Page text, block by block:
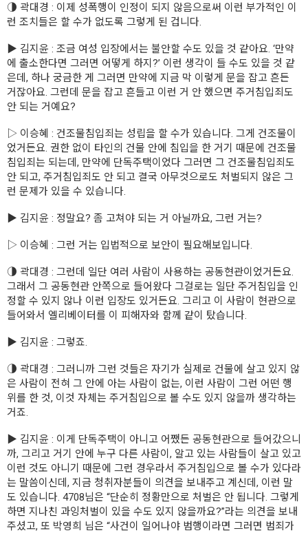
◑ 곽대경 : 이제 성폭행이 인정이 되지 않음으로써 이런 부가적인 이
런 조치들은 할 수가 없도록 그렇게 된 겁니다.
▶ 김지윤 : 조금 여성 입장에서는 불안할 수도 있을 것 같아요. ‘만약
에 출소한다면 그러면 어떻게 하지?’ 이런 생각이 들 수도 있을 것 같
은데, 하나 궁금한 게 그러면 만약에 지금 막 이렇게 문을 잡고 흔든
거잖아요. 그런데 문을 잡고 흔들고 이런 거 안 했으면 주거침입죄도
안 되는 거예요?
▷ 이승혜 : 건조물침입죄는 성립을 할 수가 있습니다. 그게 건조물이
었거든요. 권한 없이 타인의 건물 안에 침입을 한 거기 때문에 건조물
침입죄는 되는데, 만약에 단독주택이었다 그러면 그 건조물침입죄도
안 되고, 주거침입죄도 안 되고 결국 아무것으로도 처벌되지 않은 그
런 문제가 있을 수 있습니다.
▶ 김지윤 : 정말요? 좀 고쳐야 되는 거 아닐까요, 그런 거는?
▷ 이승혜 : 그런 거는 입법적으로 보안이 필요해보입니다.
◑ 곽대경 : 그런데 일단 여러 사람이 사용하는 공동현관이었거든요.
그래서 그 공동현관 안쪽으로 들어왔다 그걸로는 일단 주거침입을 인
정할 수 있지 않나 이런 입장도 있거든요. 그리고 이 사람이 현관으로
들어와서 엘리베이터를 이 피해자와 함께 같이 탔습니다.
▶ 김지윤 : 그렇죠.
◑ 곽대경 : 그러니까 그런 것들은 자기가 실제로 건물에 살고 있지 않
은 사람이 전혀 그 안에 아는 사람이 없는, 이런 사람이 그런 어떤 행
위를 한 것, 이것 자체는 주거침입으로 볼 수도 있지 않을까 생각하는
거죠.
▶ 김지윤 : 이게 단독주택이 아니고 어쨌든 공동현관으로 들어갔으니
까, 그리고 거기 안에 누구 다른 사람이, 알고 있는 사람들이 살고 있고
이런 것도 아니기 때문에 그런 경우라서 주거침입으로 볼 수가 있다라
는 말씀이신데, 지금 청취자분들이 의견을 보내주고 계신데, 이런 말
도 있습니다. 4708님은 “단순히 정황만으로 처벌은 안 됩니다. 그렇게
하면 지나친 과잉처벌이 있을 수도 있지 않을까요?”라는 의견을 보내
주셨고, 또 박영희 님은 “사건이 일어나야 범행이라면 그러면 범죄가